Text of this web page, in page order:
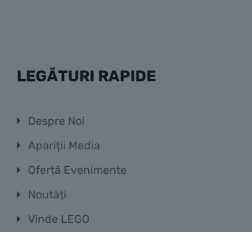
LEGĂTURI RAPIDE
Despre Noi
Apariții Media
Ofertă Evenimente
Noutăți
Vinde LEGO